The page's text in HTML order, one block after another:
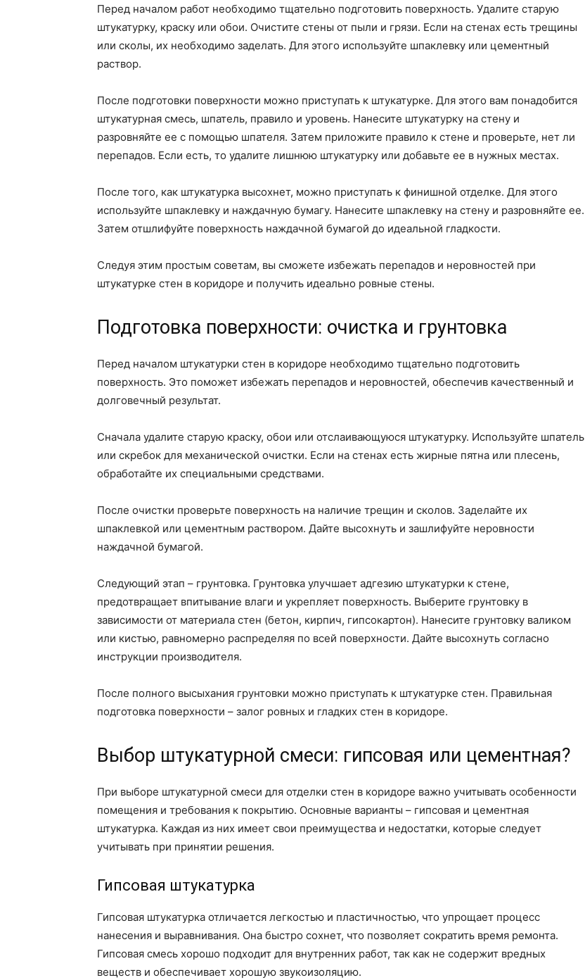
Перед началом работ необходимо тщательно подготовить поверхность. Удалите старую
штукатурку, краску или обои. Очистите стены от пыли и грязи. Если на стенах есть трещины
или сколы, их необходимо заделать. Для этого используйте шпаклевку или цементный
раствор.
После подготовки поверхности можно приступать к штукатурке. Для этого вам понадобится
штукатурная смесь, шпатель, правило и уровень. Нанесите штукатурку на стену и
разровняйте ее с помощью шпателя. Затем приложите правило к стене и проверьте, нет ли
перепадов. Если есть, то удалите лишнюю штукатурку или добавьте ее в нужных местах.
После того, как штукатурка высохнет, можно приступать к финишной отделке. Для этого
используйте шпаклевку и наждачную бумагу. Нанесите шпаклевку на стену и разровняйте ее.
Затем отшлифуйте поверхность наждачной бумагой до идеальной гладкости.
Следуя этим простым советам, вы сможете избежать перепадов и неровностей при
штукатурке стен в коридоре и получить идеально ровные стены.
Подготовка поверхности: очистка и грунтовка
Перед началом штукатурки стен в коридоре необходимо тщательно подготовить
поверхность. Это поможет избежать перепадов и неровностей, обеспечив качественный и
долговечный результат.
Сначала удалите старую краску, обои или отслаивающуюся штукатурку. Используйте шпатель
или скребок для механической очистки. Если на стенах есть жирные пятна или плесень,
обработайте их специальными средствами.
После очистки проверьте поверхность на наличие трещин и сколов. Заделайте их
шпаклевкой или цементным раствором. Дайте высохнуть и зашлифуйте неровности
наждачной бумагой.
Следующий этап – грунтовка. Грунтовка улучшает адгезию штукатурки к стене,
предотвращает впитывание влаги и укрепляет поверхность. Выберите грунтовку в
зависимости от материала стен (бетон, кирпич, гипсокартон). Нанесите грунтовку валиком
или кистью, равномерно распределяя по всей поверхности. Дайте высохнуть согласно
инструкции производителя.
После полного высыхания грунтовки можно приступать к штукатурке стен. Правильная
подготовка поверхности – залог ровных и гладких стен в коридоре.
Выбор штукатурной смеси: гипсовая или цементная?
При выборе штукатурной смеси для отделки стен в коридоре важно учитывать особенности
помещения и требования к покрытию. Основные варианты – гипсовая и цементная
штукатурка. Каждая из них имеет свои преимущества и недостатки, которые следует
учитывать при принятии решения.
Гипсовая штукатурка
Гипсовая штукатурка отличается легкостью и пластичностью, что упрощает процесс
нанесения и выравнивания. Она быстро сохнет, что позволяет сократить время ремонта.
Гипсовая смесь хорошо подходит для внутренних работ, так как не содержит вредных
веществ и обеспечивает хорошую звукоизоляцию.